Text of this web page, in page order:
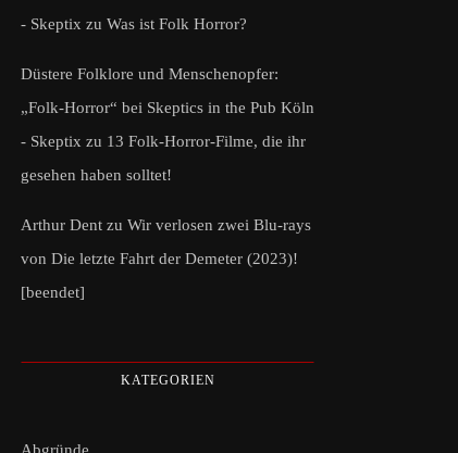
- Skeptix zu Was ist Folk Horror?
Düstere Folklore und Menschenopfer:
„Folk-Horror“ bei Skeptics in the Pub Köln
- Skeptix zu 13 Folk-Horror-Filme, die ihr
gesehen haben solltet!
Arthur Dent zu Wir verlosen zwei Blu-rays
von Die letzte Fahrt der Demeter (2023)!
[beendet]
KATEGORIEN
Abgründe